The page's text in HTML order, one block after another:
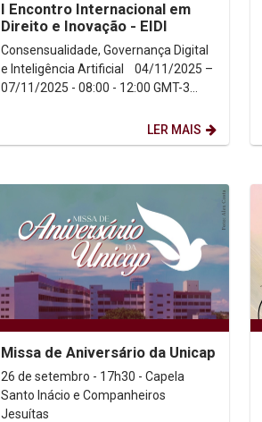
I Encontro Internacional em
Direito e Inovação - EIDI
Consensualidade, Governança Digital
e Inteligência Artificial 04/11/2025 –
07/11/2025 - 08:00 - 12:00 GMT-3
LER MAIS
Missa de Aniversário da Unicap
26 de setembro - 17h30 - Capela
Santo Inácio e Companheiros
Jesuítas